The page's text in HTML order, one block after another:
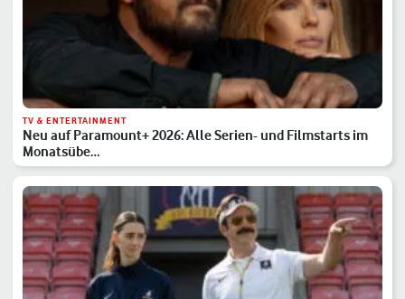
TV & ENTERTAINMENT
Neu auf Paramount+ 2026: Alle Serien- und Filmstarts im
Monatsübe…